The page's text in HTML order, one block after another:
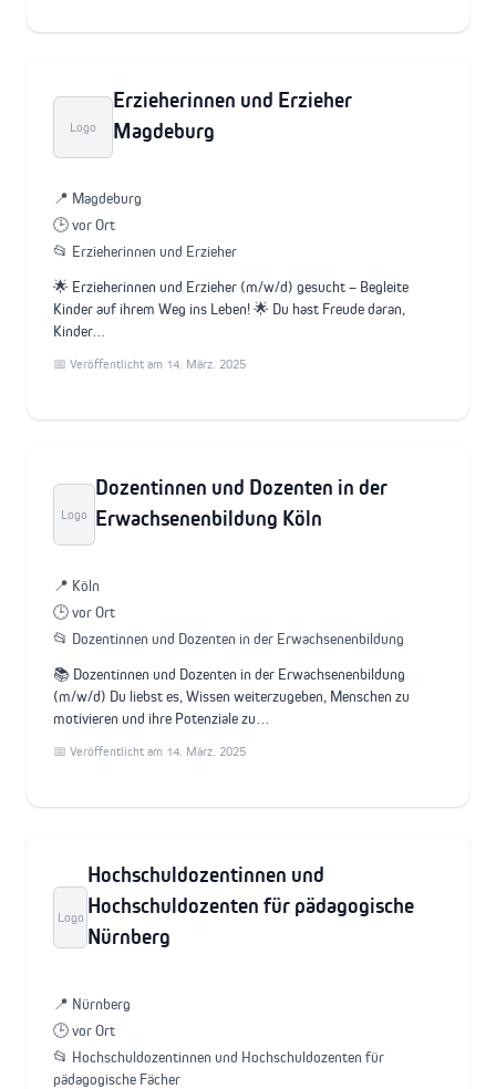
Logo
Erzieherinnen und Erzieher
Magdeburg
📍 Magdeburg
🕒 vor Ort
📂 Erzieherinnen und Erzieher
🌟 Erzieherinnen und Erzieher (m/w/d) gesucht – Begleite
Kinder auf ihrem Weg ins Leben! 🌟 Du hast Freude daran,
Kinder…
📅 Veröffentlicht am 14. März. 2025
Logo
Dozentinnen und Dozenten in der
Erwachsenenbildung Köln
📍 Köln
🕒 vor Ort
📂 Dozentinnen und Dozenten in der Erwachsenenbildung
📚 Dozentinnen und Dozenten in der Erwachsenenbildung
(m/w/d) Du liebst es, Wissen weiterzugeben, Menschen zu
motivieren und ihre Potenziale zu…
📅 Veröffentlicht am 14. März. 2025
Logo
Hochschuldozentinnen und
Hochschuldozenten für pädagogische
Nürnberg
📍 Nürnberg
🕒 vor Ort
📂 Hochschuldozentinnen und Hochschuldozenten für
pädagogische Fächer